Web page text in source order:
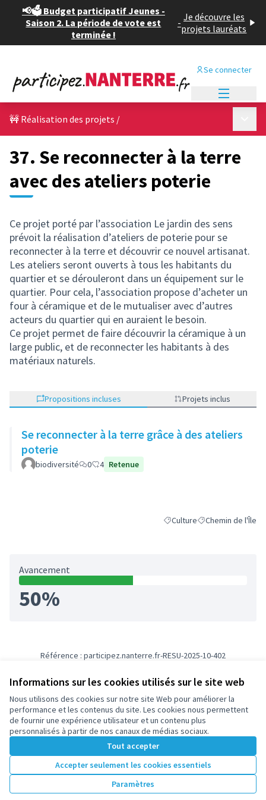
Informations sur les cookies utilisés sur le site web
Nous utilisons des cookies sur notre site Web pour améliorer la
performance et les contenus du site. Les cookies nous permettent
de fournir une expérience utilisateur et un contenu plus
personnalisés à partir de nos canaux de médias sociaux.
Tout accepter
Accepter seulement les cookies essentiels
Paramètres
📢🗳️ Budget participatif Jeunes -
Saison 2. La période de vote est
terminée !
- Je découvre les
projets lauréats
Se connecter
🚧 Réalisation des projets /
37. Se reconnecter à la terre
avec des ateliers poterie
Ce projet porté par l’association Le jardin des sens
prévoit la réalisation d’ateliers de poterie pour se
reconnecter à la terre et découvrir ce nouvel artisanat.
Les ateliers seront ouverts à tous les habitants du
quartier et se dérouleront dans un équipement sur le
quartier. Pour cela, l’association propose d’acheter un
four à céramique et de le mutualiser avec d’autres
acteurs du quartier qui en auraient le besoin.
Ce projet permet de faire découvrir la céramique à un
large public, et de reconnecter les habitants à des
matériaux naturels.
Propositions incluses Projets inclus
Se reconnecter à la terre grâce à des ateliers
poterie
biodiversité 0 4 Retenue
Filtrer les résultats de la
CultureFiltrer les
Chemin de l'Île
Avancement
50%
Référence : participez.nanterre.fr-RESU-2025-10-402
Conditions d'utilisation
Paramètres des cookies
participez.nanterre.fr sur X
(Lien externe)
participez.nanterre.fr sur Facebook
participez.nanterre.fr sur Instagram
participez.nanterre.fr sur YouTube
(Lien externe)
participez.nanterre.fr sur GitHub
(Lien externe)
Site réalisé grâce aulogiciel libre Decidim .
Licence
(Lien